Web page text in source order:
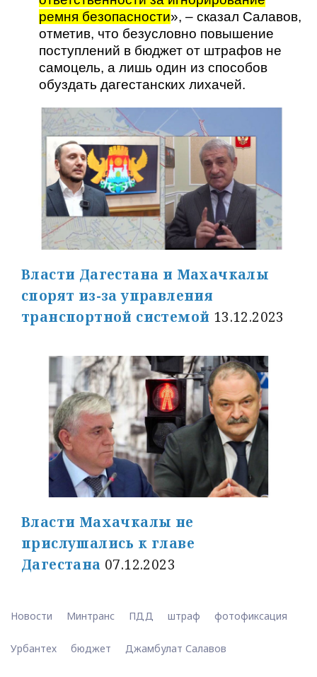
ремня безопасности», – сказал Салавов,
отметив, что безусловно повышение
поступлений в бюджет от штрафов не
самоцель, а лишь один из способов
обуздать дагестанских лихачей.
Власти Дагестана и Махачкалы
спорят из-за управления
транспортной системой 13.12.2023
Власти Махачкалы не
прислушались к главе
Дагестана 07.12.2023
Новости Минтранс ПДД штраф фотофиксация
Урбантех бюджет Джамбулат Салавов